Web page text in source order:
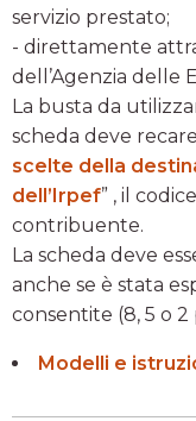
servizio prestato;
- direttamente
dell’Agenzia delle
La busta da
scheda deve
scelte della
dell’Irpef” , il
contribuente.
La scheda deve
anche se è stata
consentite (8, 5 o
Modelli e